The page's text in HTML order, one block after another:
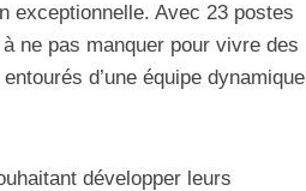
exceptionnelle. Avec 23 postes
ne pas manquer pour vivre des
d’une équipe dynamique
développer leurs